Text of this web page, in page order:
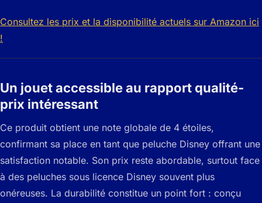
Consultez les prix et la disponibilité actuels sur Amazon ici
!
Un jouet accessible au rapport qualité-
prix intéressant
Ce produit obtient une note globale de 4 étoiles,
confirmant sa place en tant que peluche Disney offrant une
satisfaction notable. Son prix reste abordable, surtout face
à des peluches sous licence Disney souvent plus
onéreuses. La durabilité constitue un point fort : conçu